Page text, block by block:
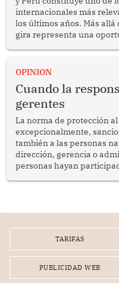
internacionales más
los últimos años. Más
gira representa una
enfrenta desafíos en
OPINION
Cuando la
gerentes
La norma de protección
excepcionalmente,
también a las personas
dirección, gerencia o
personas hayan
por la frustrada
TARIFAS
PUBLICIDAD WEB